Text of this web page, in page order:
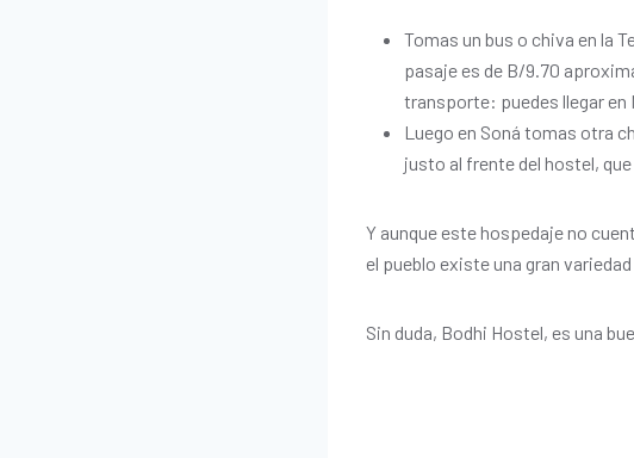
Tomas un bus o chiva en la
pasaje es de B/9.70
transporte: puedes llegar en
Luego en Soná tomas otra
justo al frente del hostel,
Y aunque este hospedaje no
el pueblo existe una gran
Sin duda, Bodhi Hostel, es una